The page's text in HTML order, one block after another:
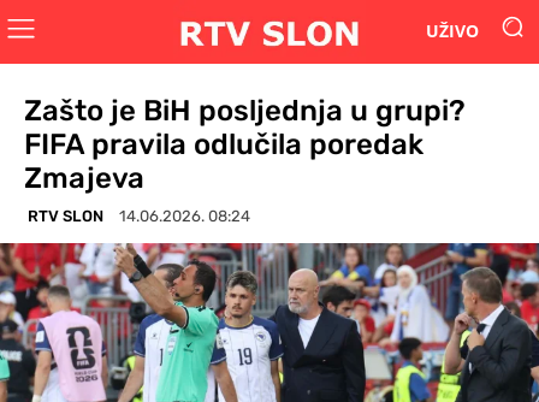
UŽIVO
Zašto je BiH posljednja u grupi?
FIFA pravila odlučila poredak
Zmajeva
RTV SLON 14.06.2026. 08:24